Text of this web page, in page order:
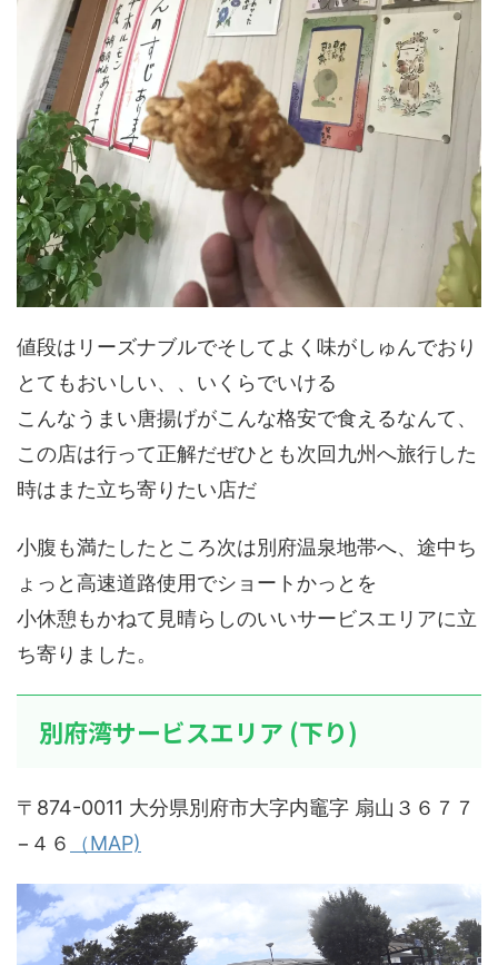
値段はリーズナブルでそしてよく味がしゅんでおり
とてもおいしい、、いくらでいける
こんなうまい唐揚げがこんな格安で食えるなんて、
この店は行って正解だぜひとも次回九州へ旅行した
時はまた立ち寄りたい店だ
小腹も満たしたところ次は別府温泉地帯へ、途中ち
ょっと高速道路使用でショートかっとを
小休憩もかねて見晴らしのいいサービスエリアに立
ち寄りました。
別府湾サービスエリア (下り)
〒874-0011 大分県別府市大字内竈字 扇山３６７７
−４６
（MAP)